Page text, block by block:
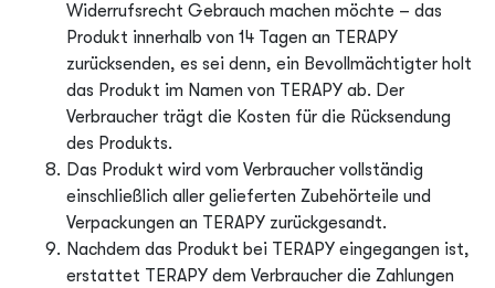
Widerrufsrecht Gebrauch machen möchte – das
Produkt innerhalb von 14 Tagen an TERAPY
zurücksenden, es sei denn, ein Bevollmächtigter holt
das Produkt im Namen von TERAPY ab. Der
Verbraucher trägt die Kosten für die Rücksendung
des Produkts.
Das Produkt wird vom Verbraucher vollständig
einschließlich aller gelieferten Zubehörteile und
Verpackungen an TERAPY zurückgesandt.
Nachdem das Produkt bei TERAPY eingegangen ist,
erstattet TERAPY dem Verbraucher die Zahlungen